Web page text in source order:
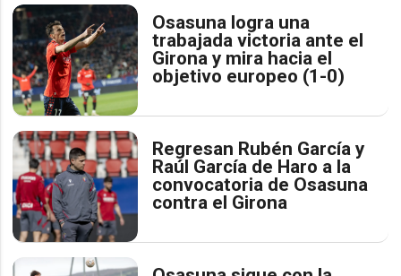
Osasuna logra una
trabajada victoria ante el
Girona y mira hacia el
objetivo europeo (1-0)
Regresan Rubén García y
Raúl García de Haro a la
convocatoria de Osasuna
contra el Girona